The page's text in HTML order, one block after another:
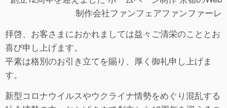
制作会社ファンフェアファンファーレ
拝啓、お客さまにおかれましては益々ご清栄のこととお
喜び申し上げます。
平素は格別のお引き立てを賜り、厚く御礼申し上げま
す。
新型コロナウイルスやウクライナ情勢をめぐり混乱する